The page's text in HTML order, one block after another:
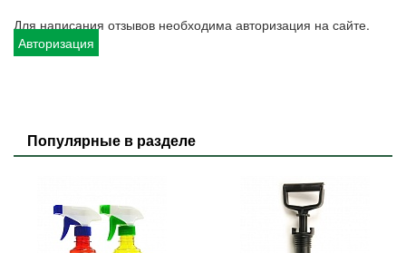
Для написания отзывов необходима авторизация на сайте.
Авторизация
Популярные в разделе